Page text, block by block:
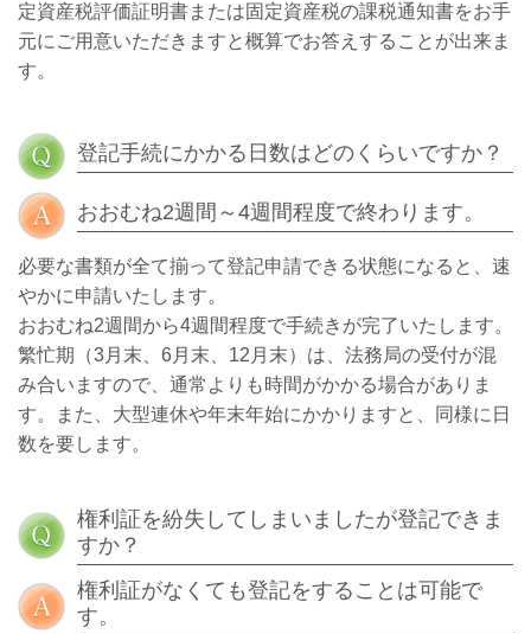
定資産税評価証明書または固定資産税の課税通知書をお手
元にご用意いただきますと概算でお答えすることが出来ま
す。
登記手続にかかる日数はどのくらいですか？
おおむね2週間～4週間程度で終わります。
必要な書類が全て揃って登記申請できる状態になると、速
やかに申請いたします。
おおむね2週間から4週間程度で手続きが完了いたします。
繁忙期（3月末、6月末、12月末）は、法務局の受付が混
み合いますので、通常よりも時間がかかる場合がありま
す。また、大型連休や年末年始にかかりますと、同様に日
数を要します。
権利証を紛失してしまいましたが登記できま
すか？
権利証がなくても登記をすることは可能で
す。